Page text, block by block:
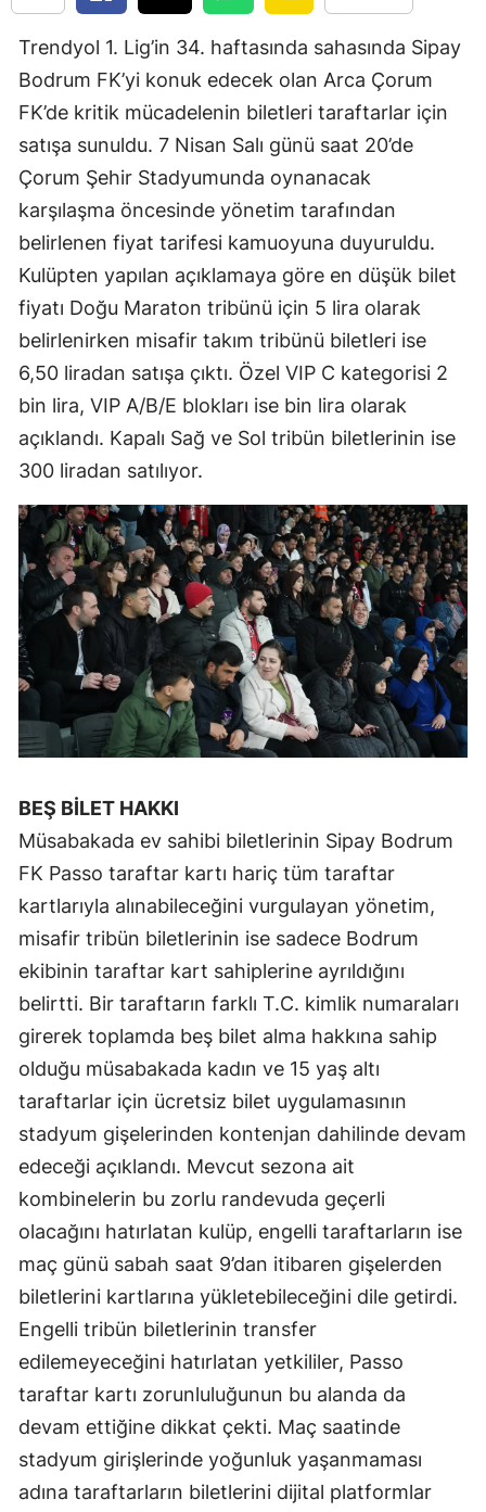
Elazığ
Erzincan
Erzurum
Eskişehir
Gaziantep
Gümüşhane
Hakkari
Hatay
Mersin
İstanbul
İzmir
Kars
Kastamonu
Kayseri
Kırşehir
Kocaeli
Konya
Kütahya
Malatya
Manisa
Kahramanmaraş
Mardin
Muş
Nevşehir
Ordu
Rize
Sakarya
Samsun
Trendyol 1. Lig’in 34. haftasında sahasında Sipay
Bodrum FK’yi konuk edecek olan Arca Çorum
FK’de kritik mücadelenin biletleri taraftarlar için
satışa sunuldu. 7 Nisan Salı günü saat 20’de
Çorum Şehir Stadyumunda oynanacak
karşılaşma öncesinde yönetim tarafından
belirlenen fiyat tarifesi kamuoyuna duyuruldu.
Kulüpten yapılan açıklamaya göre en düşük bilet
fiyatı Doğu Maraton tribünü için 5 lira olarak
belirlenirken misafir takım tribünü biletleri ise
6,50 liradan satışa çıktı. Özel VIP C kategorisi 2
bin lira, VIP A/B/E blokları ise bin lira olarak
açıklandı. Kapalı Sağ ve Sol tribün biletlerinin ise
300 liradan satılıyor.
BEŞ BİLET HAKKI
Müsabakada ev sahibi biletlerinin Sipay Bodrum
FK Passo taraftar kartı hariç tüm taraftar
kartlarıyla alınabileceğini vurgulayan yönetim,
misafir tribün biletlerinin ise sadece Bodrum
ekibinin taraftar kart sahiplerine ayrıldığını
belirtti. Bir taraftarın farklı T.C. kimlik numaraları
girerek toplamda beş bilet alma hakkına sahip
olduğu müsabakada kadın ve 15 yaş altı
taraftarlar için ücretsiz bilet uygulamasının
stadyum gişelerinden kontenjan dahilinde devam
edeceği açıklandı. Mevcut sezona ait
kombinelerin bu zorlu randevuda geçerli
olacağını hatırlatan kulüp, engelli taraftarların ise
maç günü sabah saat 9’dan itibaren gişelerden
biletlerini kartlarına yükletebileceğini dile getirdi.
Engelli tribün biletlerinin transfer
edilemeyeceğini hatırlatan yetkililer, Passo
taraftar kartı zorunluluğunun bu alanda da
devam ettiğine dikkat çekti. Maç saatinde
stadyum girişlerinde yoğunluk yaşanmaması
adına taraftarların biletlerini dijital platformlar